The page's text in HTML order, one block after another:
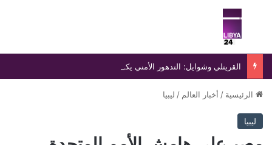
بحث عن
الرئيسية / أخبار العالم / ليبيا
ليبيا